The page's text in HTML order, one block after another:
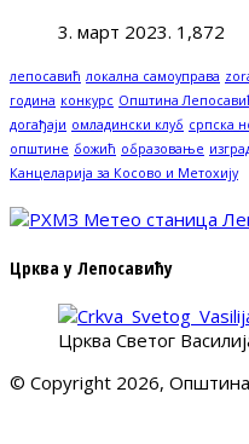
3. март 2023. 1,872
лепосавић локална самоуправа
година конкурс Општина
догађаји омладински клуб српска
општине божић образовање
Канцеларија за Косово и Метохију
Црква у Лепосавићу
Црква Светог
© Copyright 2026,